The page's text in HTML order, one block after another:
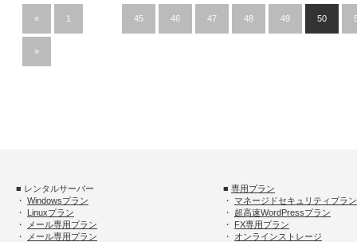
« 1 45 46 47 48 49 50
»
■ レンタルサーバー ■ 専用プラン
・ Windowsプラン ・ マネージドセキュリティプラン
・ Linuxプラン ・ 超高速WordPressプラン
・
メール専用プラン ・ FX専用プラン
・
メール専用プラン ・ オンラインストレージ